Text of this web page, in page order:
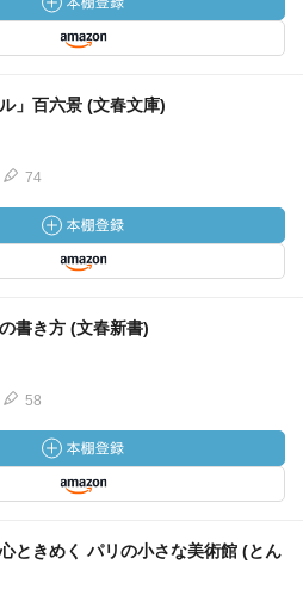
」百六景 (文春文庫)
74
書き方 (文春新書)
58
ときめく パリの小さな美術館 (とん